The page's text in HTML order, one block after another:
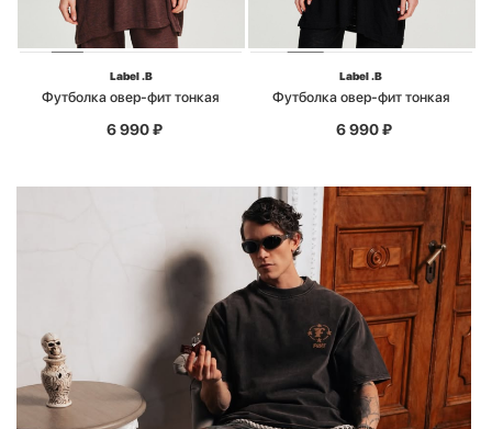
Label .B
Футболка овер-фит тонкая
6 990₽
Label .B
Футболка овер-фит тонкая
6 990₽